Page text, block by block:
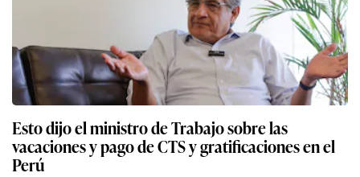
Esto dijo el ministro de Trabajo sobre las
vacaciones y pago de CTS y gratificaciones en el
Perú